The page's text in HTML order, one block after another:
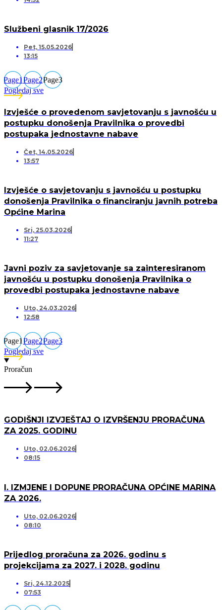
Službeni glasnik 17/2026
Pet, 15.05.2026
13:15
Page1Page2Page3
Pogledaj sve
Izvješće o provedenom savjetovanju s javnošću u
postupku donošenja Pravilnika o provedbi
postupaka jednostavne nabave
Čet, 14.05.2026
13:57
Izvješće o savjetovanju s javnošću u postupku
donošenja Pravilnika o financiranju javnih potreba
Općine Marina
Sri, 25.03.2026
11:27
Javni poziv za savjetovanje sa zainteresiranom
javnošću u postupku donošenja Pravilnika o
provedbi postupaka jednostavne nabave
Uto, 24.03.2026
12:58
Page1Page2Page3
Pogledaj sve
Proračun
GODIŠNJI IZVJEŠTAJ O IZVRŠENJU PRORAČUNA
ZA 2025. GODINU
Uto, 02.06.2026
08:15
I. IZMJENE I DOPUNE PRORAČUNA OPĆINE MARINA
ZA 2026.
Uto, 02.06.2026
08:10
Prijedlog proračuna za 2026. godinu s
projekcijama za 2027. i 2028. godinu
Sri, 24.12.2025
07:53